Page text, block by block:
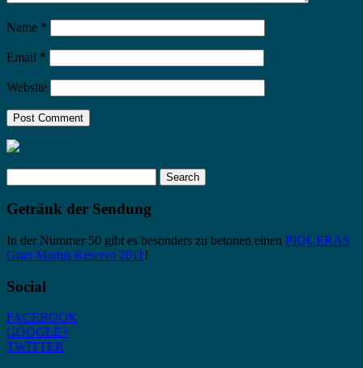
Name *
Email *
Website
for:
Getränk der Sendung
In der Nummer 50 gibt es besonders zu betonen einen PIQUERAS
Gran Marius Reserva 2011 !
Social
FACEBOOK
GOOGLE+
TWITTER